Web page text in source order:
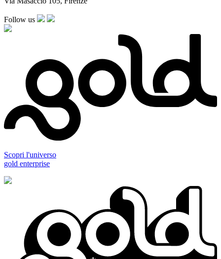
Follow us
Scopri l'universo
gold enterprise